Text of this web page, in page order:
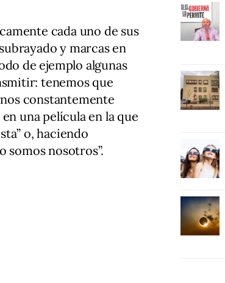
cada uno de sus
y marcas en
de ejemplo algunas
tenemos que
constantemente
una película en la que
o, haciendo
somos nosotros”.